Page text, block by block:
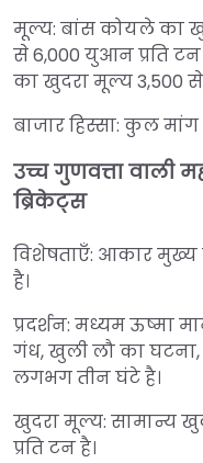
मूल्य: बांस कोयले का
से 6,000 युआन प्रति
का खुदरा मूल्य 3,500
बाजार हिस्सा: कुल
उच्च गुणवत्ता वाली
ब्रिकेट्स
विशेषताएँ: आकार मुख्य
है।
प्रदर्शन: मध्यम ऊष्मा
गंध, खुली लौ का
लगभग तीन घंटे है।
खुदरा मूल्य: सामान्य
प्रति टन है।